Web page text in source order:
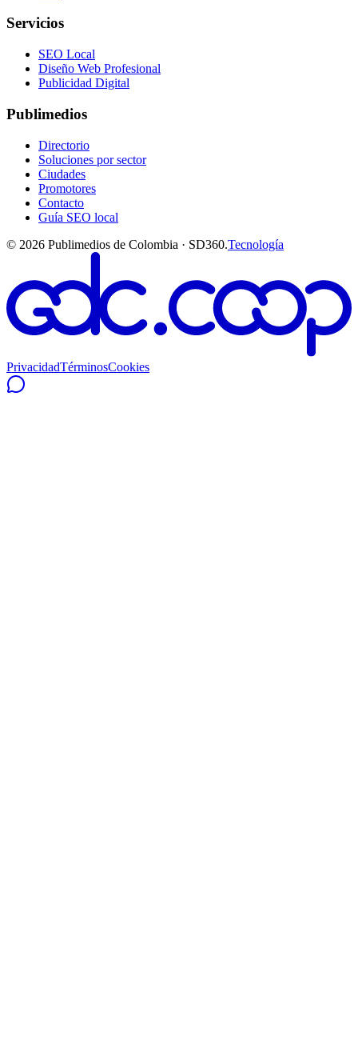
Servicios
SEO Local
Diseño Web Profesional
Publicidad Digital
Publimedios
Directorio
Soluciones por sector
Ciudades
Promotores
Contacto
Guía SEO local
© 2026 Publimedios de Colombia · SD360.Tecnología
PrivacidadTérminosCookies